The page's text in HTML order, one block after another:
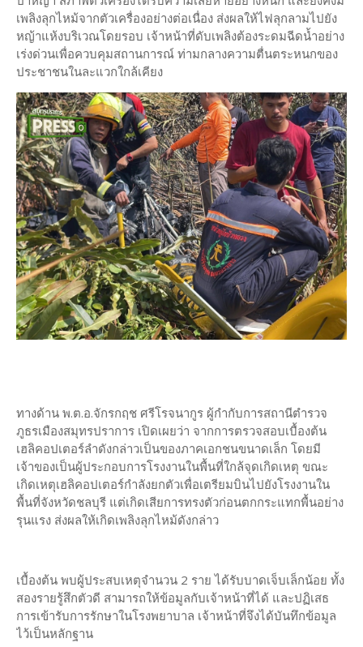
เพลิงลุกไหม้จากตัวเครื่องอย่างต่อเนื่อง ส่งผลให้ไฟลุกลามไปยัง
หญ้าแห้งบริเวณโดยรอบ เจ้าหน้าที่ดับเพลิงต้องระดมฉีดน้ำอย่าง
เร่งด่วนเพื่อควบคุมสถานการณ์ ท่ามกลางความตื่นตระหนกของ
ประชาชนในละแวกใกล้เคียง
ทางด้าน พ.ต.อ.จักรกฤช ศรีโรจนากูร ผู้กำกับการสถานีตำรวจ
ภูธรเมืองสมุทรปราการ เปิดเผยว่า จากการตรวจสอบเบื้องต้น
เฮลิคอปเตอร์ลำดังกล่าวเป็นของภาคเอกชนขนาดเล็ก โดยมี
เจ้าของเป็นผู้ประกอบการโรงงานในพื้นที่ใกล้จุดเกิดเหตุ ขณะ
เกิดเหตุเฮลิคอปเตอร์กำลังยกตัวเพื่อเตรียมบินไปยังโรงงานใน
พื้นที่จังหวัดชลบุรี แต่เกิดเสียการทรงตัวก่อนตกกระแทกพื้นอย่าง
รุนแรง ส่งผลให้เกิดเพลิงลุกไหม้ดังกล่าว
เบื้องต้น พบผู้ประสบเหตุจำนวน 2 ราย ได้รับบาดเจ็บเล็กน้อย ทั้ง
สองรายรู้สึกตัวดี สามารถให้ข้อมูลกับเจ้าหน้าที่ได้ และปฏิเสธ
การเข้ารับการรักษาในโรงพยาบาล เจ้าหน้าที่จึงได้บันทึกข้อมูล
ไว้เป็นหลักฐาน